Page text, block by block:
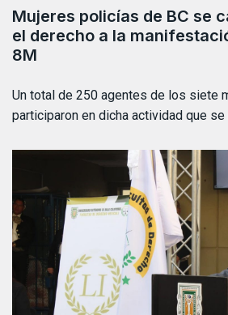
Mujeres policías de BC se
el derecho a la
8M
Un total de 250 agentes de los siete
participaron en dicha actividad que